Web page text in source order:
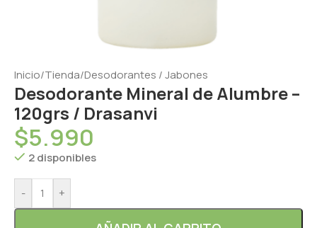
Inicio/Tienda/Desodorantes / Jabones
Desodorante Mineral de Alumbre –
120grs / Drasanvi
$5.990
2 disponibles
- +